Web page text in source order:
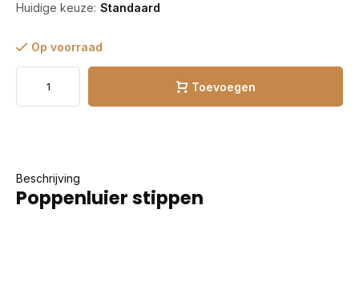
Huidige keuze: Standaard
Op voorraad
Toevoegen
Beschrijving
Poppenluier stippen